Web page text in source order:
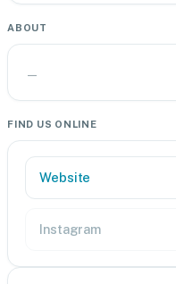
ABOUT
—
FIND US ONLINE
Website
Instagram